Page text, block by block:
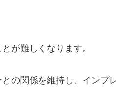
が難しくなります。
の関係を維持し、インプ